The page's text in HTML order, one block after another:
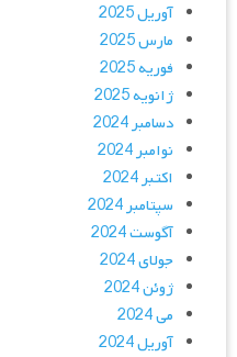
آوریل 2025
مارس 2025
فوریه 2025
ژانویه 2025
دسامبر 2024
نوامبر 2024
اکتبر 2024
سپتامبر 2024
آگوست 2024
جولای 2024
ژوئن 2024
می 2024
آوریل 2024